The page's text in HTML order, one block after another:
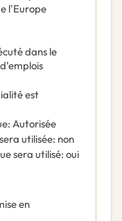
l'Europe
dans le
est
: Autorisée
utilisée: non
sera utilisé: oui
en